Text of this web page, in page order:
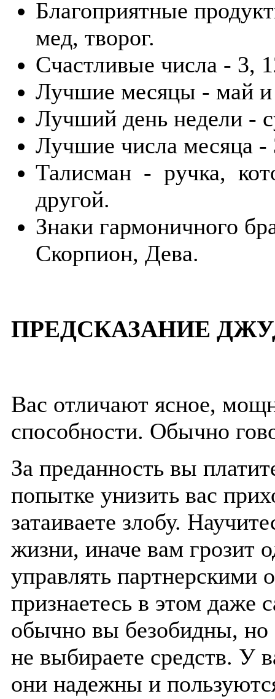
Благоприятные
мед, творог.
Счастливые числа - 3,
Лучшие месяцы - май
Лучший день недели -
Лучшие числа месяца -
Талисман - ручка,
другой.
Знаки гармоничного
Скорпион, Дева.
ПРЕДСКАЗАНИЕ
Вас отличают ясное,
способности. Обычно
За преданность вы
попытке унизить вас
затаиваете злобу.
жизни, иначе вам грозит
управлять
признаетесь в этом даже
обычно вы безобидны, но
не выбираете средств. У
они надежны и